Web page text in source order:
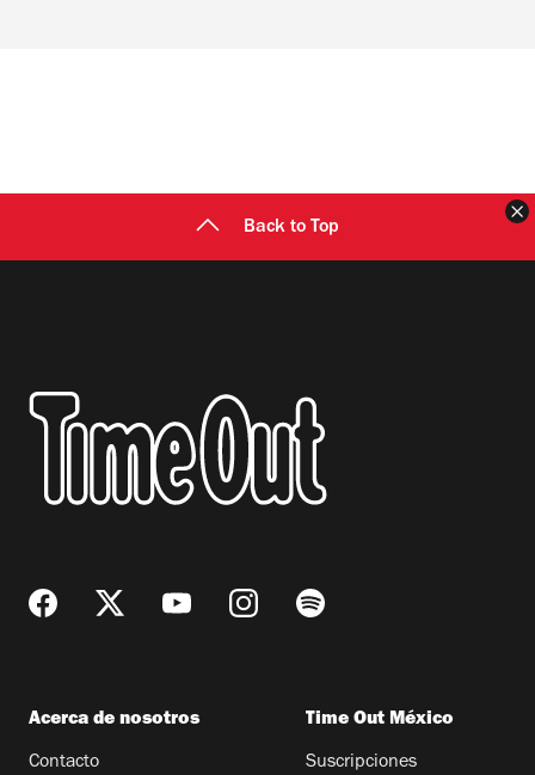
Back to Top
Acerca de nosotros
Contacto
Time Out México
Suscripciones